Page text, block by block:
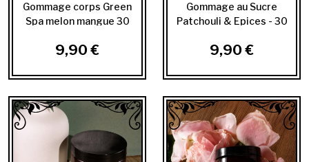
Gommage corps Green
Spa melon mangue 30
9,90 €
Gommage au Sucre
Patchouli & Epices - 30
9,90 €